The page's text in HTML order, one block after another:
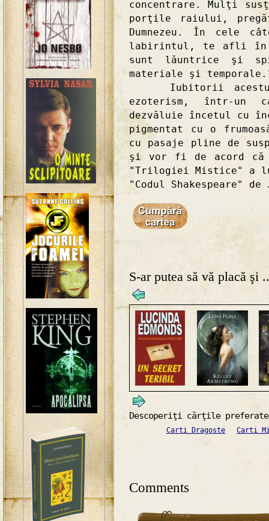
concentrare. Mulţi
porţile raiului,
Dumnezeu. În cele
labirintul, te afli în
sunt lăuntrice şi
materiale şi
Iubitorii acestui
ezoterism, într-un
dezvăluie încetul cu
pigmentat cu o
cu pasaje pline de
şi vor fi de acord că
"Trilogiei Mistice" a
"Codul Shakespeare"
S-ar putea să vă placă şi
Descoperiţi cărţile
Carti Dragoste Carti
Comments